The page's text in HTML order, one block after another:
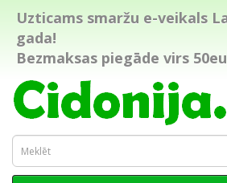
Uzticams smaržu e-veikals
gada!
Bezmaksas piegāde virs